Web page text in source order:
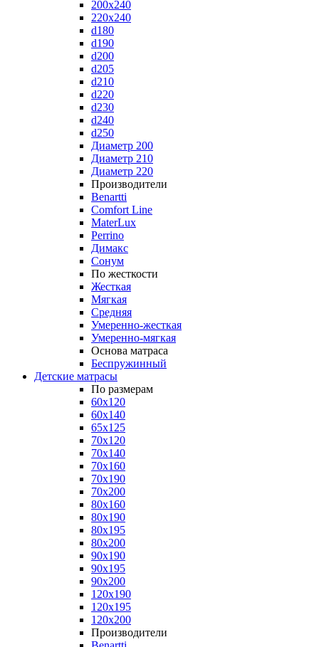
200x240
220x240
d180
d190
d200
d205
d210
d220
d230
d240
d250
Диаметр 200
Диаметр 210
Диаметр 220
Производители
Benartti
Comfort Line
MaterLux
Perrino
Димакс
Сонум
По жесткости
Жесткая
Мягкая
Средняя
Умеренно-жесткая
Умеренно-мягкая
Основа матраса
Беспружинный
Детские матрасы
По размерам
60x120
60x140
65x125
70x120
70x140
70x160
70x190
70x200
80x160
80x190
80x195
80x200
90x190
90x195
90x200
120x190
120x195
120x200
Производители